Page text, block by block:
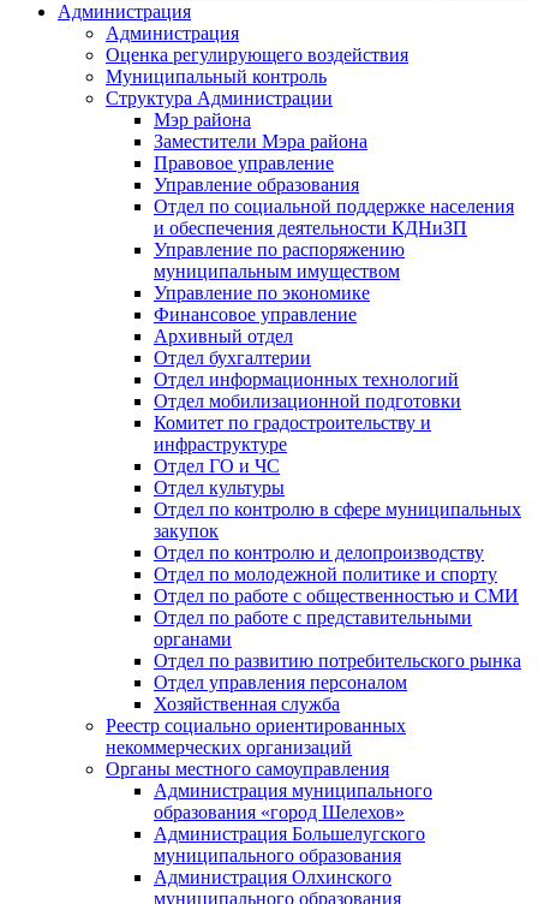
Администрация
Администрация
Оценка регулирующего воздействия
Муниципальный контроль
Структура Администрации
Мэр района
Заместители Мэра района
Правовое управление
Управление образования
Отдел по социальной поддержке населения
и обеспечения деятельности КДНиЗП
Управление по распоряжению
муниципальным имуществом
Управление по экономике
Финансовое управление
Архивный отдел
Отдел бухгалтерии
Отдел информационных технологий
Отдел мобилизационной подготовки
Комитет по градостроительству и
инфраструктуре
Отдел ГО и ЧС
Отдел культуры
Отдел по контролю в сфере муниципальных
закупок
Отдел по контролю и делопроизводству
Отдел по молодежной политике и спорту
Отдел по работе с общественностью и СМИ
Отдел по работе с представительными
органами
Отдел по развитию потребительского рынка
Отдел управления персоналом
Хозяйственная служба
Реестр социально ориентированных
некоммерческих организаций
Органы местного самоуправления
Администрация муниципального
образования «город Шелехов»
Администрация Большелугского
муниципального образования
Администрация Олхинского
муниципального образования